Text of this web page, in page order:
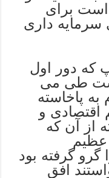
برای
سرمایه داری
که دور اول
طی می
پاخاسته
اقتصادی و
از آن که
گرو گرفته بود
افق